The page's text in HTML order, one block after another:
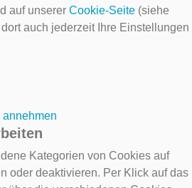
auf unserer Cookie-Seite (siehe
auch jederzeit Ihre Einstellungen
Kategorien von Cookies auf
oder deaktivieren. Per Klick auf das